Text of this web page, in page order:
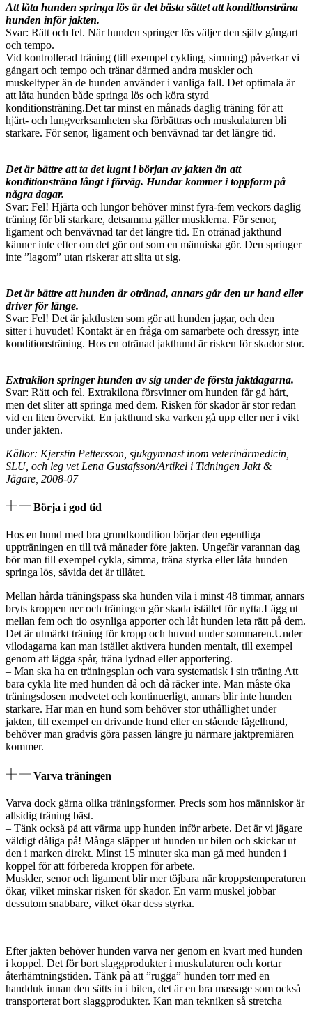
Att låta hunden springa lös är det bästa sättet att konditionsträna
hunden inför jakten.
Svar: Rätt och fel. När hunden springer lös väljer den själv gångart
och tempo.
Vid kontrollerad träning (till exempel cykling, simning) påverkar vi
gångart och tempo och tränar därmed andra muskler och
muskeltyper än de hunden använder i vanliga fall. Det optimala är
att låta hunden både springa lös och köra styrd
konditionsträning.Det tar minst en månads daglig träning för att
hjärt- och lungverksamheten ska förbättras och muskulaturen bli
starkare. För senor, ligament och benvävnad tar det längre tid.
Det är bättre att ta det lugnt i början av jakten än att
konditionsträna långt i förväg. Hundar kommer i toppform på
några dagar.
Svar: Fel! Hjärta och lungor behöver minst fyra-fem veckors daglig
träning för bli starkare, detsamma gäller musklerna. För senor,
ligament och benvävnad tar det längre tid. En otränad jakthund
känner inte efter om det gör ont som en människa gör. Den springer
inte ”lagom” utan riskerar att slita ut sig.
Det är bättre att hunden är otränad, annars går den ur hand eller
driver för länge.
Svar: Fel! Det är jaktlusten som gör att hunden jagar, och den
sitter i huvudet! Kontakt är en fråga om samarbete och dressyr, inte
konditionsträning. Hos en otränad jakthund är risken för skador stor.
Extrakilon springer hunden av sig under de första jaktdagarna.
Svar: Rätt och fel. Extrakilona försvinner om hunden får gå hårt,
men det sliter att springa med dem. Risken för skador är stor redan
vid en liten övervikt. En jakthund ska varken gå upp eller ner i vikt
under jakten.
Källor: Kjerstin Pettersson, sjukgymnast inom veterinärmedicin,
SLU, och leg vet Lena Gustafsson/Artikel i Tidningen Jakt &
Jägare, 2008-07
Börja i god tid
Hos en hund med bra grundkondition börjar den egentliga
uppträningen en till två månader före jakten. Ungefär varannan dag
bör man till exempel cykla, simma, träna styrka eller låta hunden
springa lös, såvida det är tillåtet.
Mellan hårda träningspass ska hunden vila i minst 48 timmar, annars
bryts kroppen ner och träningen gör skada istället för nytta.Lägg ut
mellan fem och tio osynliga apporter och låt hunden leta rätt på dem.
Det är utmärkt träning för kropp och huvud under sommaren.Under
vilodagarna kan man istället aktivera hunden mentalt, till exempel
genom att lägga spår, träna lydnad eller apportering.
– Man ska ha en träningsplan och vara systematisk i sin träning Att
bara cykla lite med hunden då och då räcker inte. Man måste öka
träningsdosen medvetet och kontinuerligt, annars blir inte hunden
starkare. Har man en hund som behöver stor uthållighet under
jakten, till exempel en drivande hund eller en stående fågelhund,
behöver man gradvis göra passen längre ju närmare jaktpremiären
kommer.
Varva träningen
Varva dock gärna olika träningsformer. Precis som hos människor är
allsidig träning bäst.
– Tänk också på att värma upp hunden inför arbete. Det är vi jägare
väldigt dåliga på! Många släpper ut hunden ur bilen och skickar ut
den i marken direkt. Minst 15 minuter ska man gå med hunden i
koppel för att förbereda kroppen för arbete.
Muskler, senor och ligament blir mer töjbara när kroppstemperaturen
ökar, vilket minskar risken för skador. En varm muskel jobbar
dessutom snabbare, vilket ökar dess styrka.
Efter jakten behöver hunden varva ner genom en kvart med hunden
i koppel. Det för bort slaggprodukter i muskulaturen och kortar
återhämtningstiden. Tänk på att ”rugga” hunden torr med en
handduk innan den sätts in i bilen, det är en bra massage som också
transporterat bort slaggprodukter. Kan man tekniken så stretcha